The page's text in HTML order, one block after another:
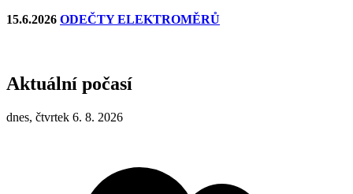
15.6.2026 ODEČTY ELEKTROMĚRŮ
Aktuální počasí
dnes, čtvrtek 6. 8. 2026